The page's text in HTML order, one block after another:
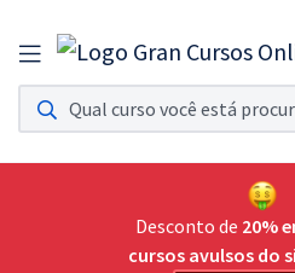
Assinatura Ilimitada 11
Acesso a todos os cursos. Teste grátis por 7
Assinatura OAB Até Passar
Acesso ilimitado a toda preparação para o
Desconto de 20%
cursos avulsos do